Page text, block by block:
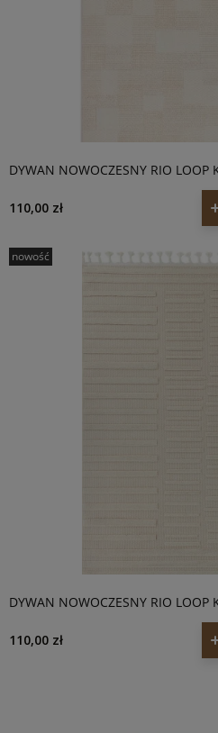
DYWAN NOWOCZESNY RIO LOOP
110,00 zł
DYWAN NOWOCZESNY RIO LOOP
110,00 zł
nowość